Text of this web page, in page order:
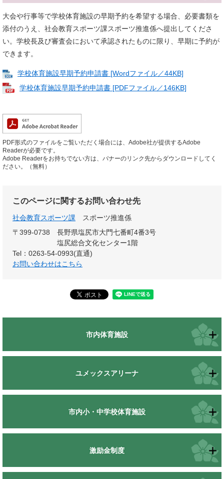
大会や行事等で学校体育施設の早期予約を希望する場合、必要書類を
添付のうえ、社会教育スポーツ課スポーツ推進係へ提出してくださ
い。学校長及び審査会において承認されたものに限り、早期に予約が
できます。
学校体育施設早期予約申請書 [Wordファイル／44KB]
学校体育施設早期予約申請書 [PDFファイル／146KB]
PDF形式のファイルをご覧いただく場合には、Adobe社が提供するAdobe
Readerが必要です。
Adobe Readerをお持ちでない方は、バナーのリンク先からダウンロードしてく
ださい。（無料）
このページに関するお問い合わせ先
社会教育スポーツ課
スポーツ推進係
〒399-0738
長野県塩尻市大門七番町4番3号
塩尻総合文化センター1階
Tel：0263-54-0993(直通)
お問い合わせはこちら
市内体育施設
ユメックスアリーナ
市内小・中学校体育施設
激励金制度